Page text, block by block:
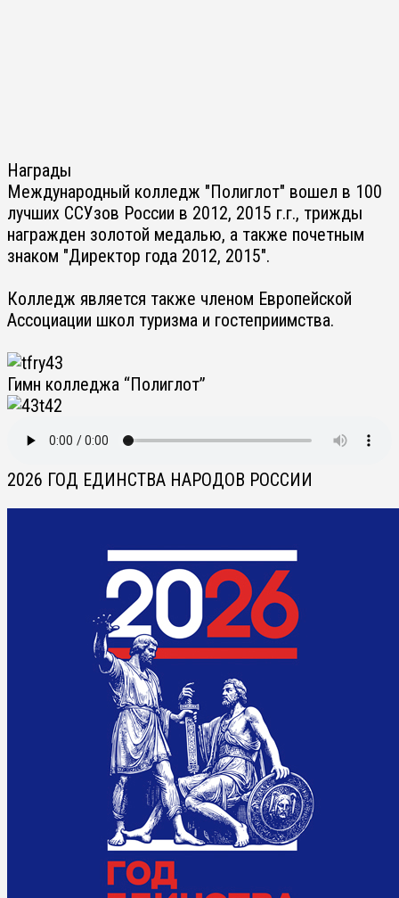
Награды
Международный колледж "Полиглот" вошел в 100
лучших ССУзов России в 2012, 2015 г.г., трижды
награжден золотой медалью, а также почетным
знаком "Директор года 2012, 2015".
Колледж является также членом Европейской
Ассоциации школ туризма и гостеприимства.
Гимн колледжа “Полиглот”
2026 ГОД ЕДИНСТВА НАРОДОВ РОССИИ